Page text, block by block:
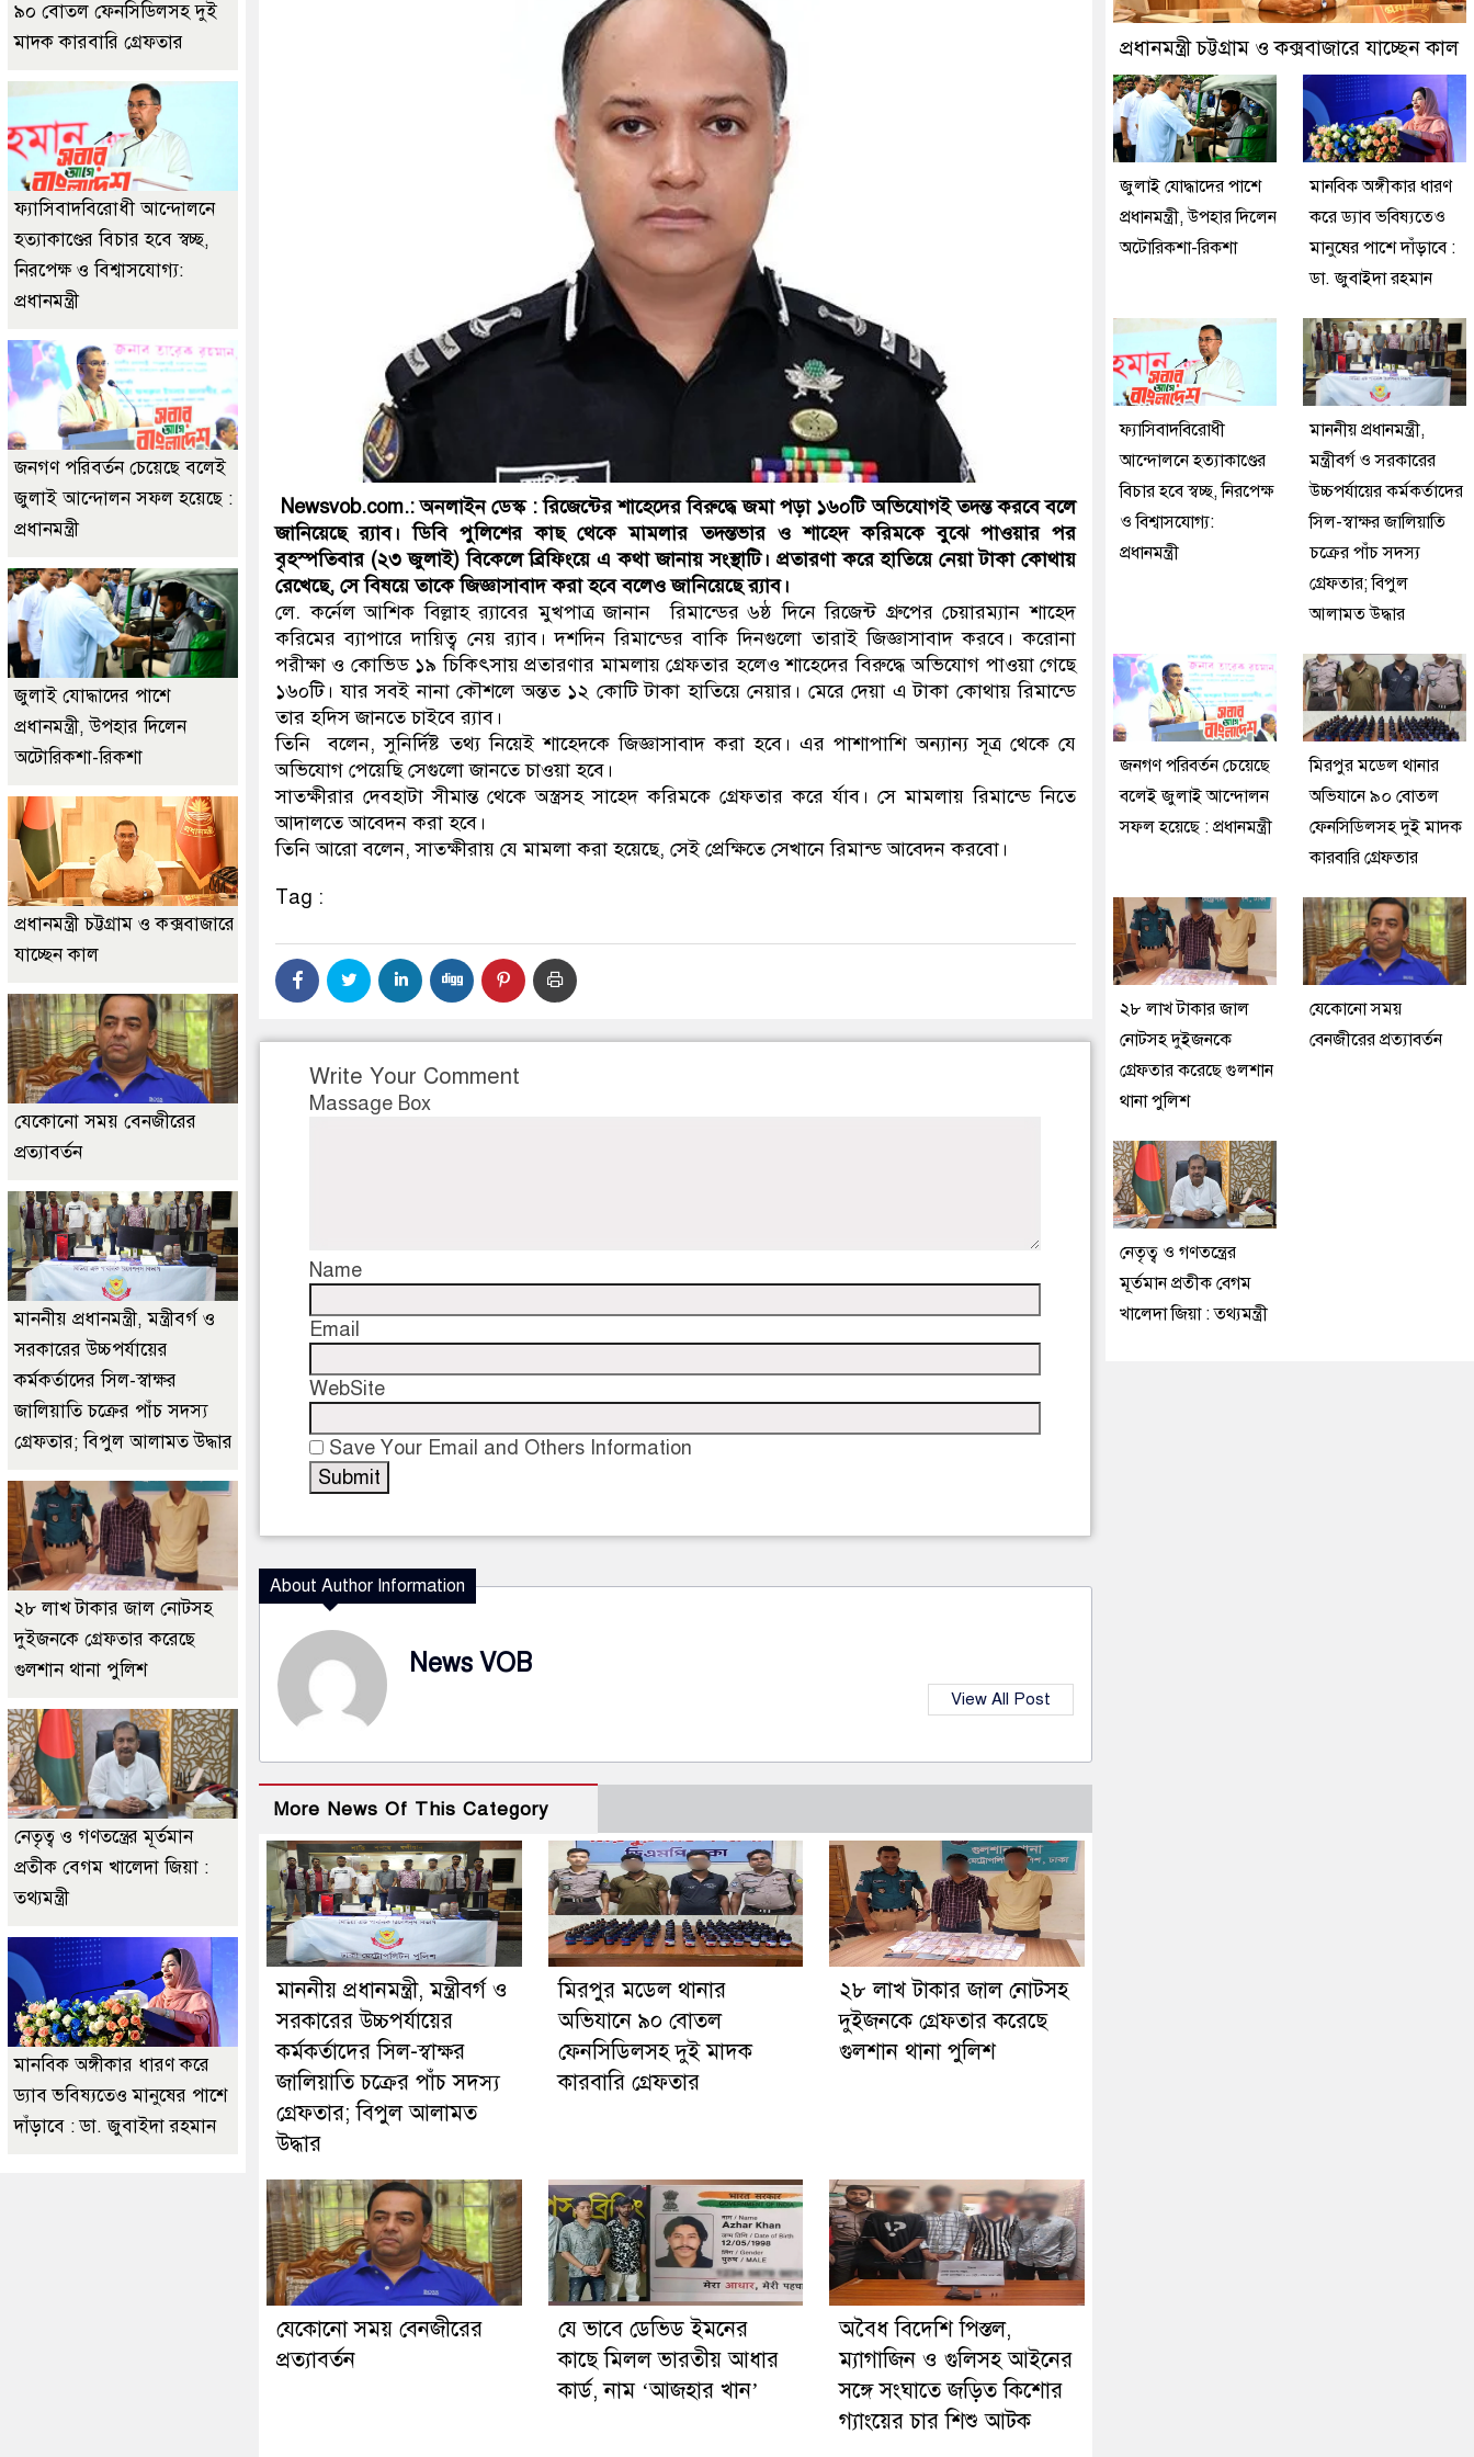
নেতৃত্ব ও গণতন্ত্রের মূর্তমান প্রতীক বেগম খালেদা জিয়া : তথ্যমন্ত্রী
Newsvob.com.: অনলাইন ডেস্ক: রিজেন্টের শাহেদের বিরুদ্ধে জমা পড়া ১৬০টি অভিযোগই তদন্ত করবে বলে
জানিয়েছে র‌্যাব। ডিবি পুলিশের কাছ থেকে মামলার তদন্তভার ও শাহেদ করিমকে বুঝে পাওয়ার পর
বৃহস্পতিবার (২৩ জুলাই) বিকেলে ব্রিফিংয়ে এ কথা জানায় সংস্থাটি। প্রতারণা করে হাতিয়ে নেয়া টাকা কোথায়
রেখেছে, সে বিষয়ে তাকে জিজ্ঞাসাবাদ করা হবে বলেও জানিয়েছে র‌্যাব।
লে. কর্নেল আশিক বিল্লাহ র‌্যাবের মুখপাত্র জানান রিমান্ডের ৬ষ্ঠ দিনে রিজেন্ট গ্রুপের চেয়ারম্যান শাহেদ
করিমের ব্যাপারে দায়িত্ব নেয় র‍্যাব। দশদিন রিমান্ডের বাকি দিনগুলো তারাই জিজ্ঞাসাবাদ করবে। করোনা
পরীক্ষা ও কোভিড ১৯ চিকিৎসায় প্রতারণার মামলায় গ্রেফতার হলেও শাহেদের বিরুদ্ধে অভিযোগ পাওয়া গেছে
১৬০টি। যার সবই নানা কৌশলে অন্তত ১২ কোটি টাকা হাতিয়ে নেয়ার। মেরে দেয়া এ টাকা কোথায় রিমান্ডে
তার হদিস জানতে চাইবে র‍্যাব।
তিনি বলেন, সুনির্দিষ্ট তথ্য নিয়েই শাহেদকে জিজ্ঞাসাবাদ করা হবে। এর পাশাপাশি অন্যান্য সূত্র থেকে যে
অভিযোগ পেয়েছি সেগুলো জানতে চাওয়া হবে।
সাতক্ষীরার দেবহাটা সীমান্ত থেকে অস্ত্রসহ সাহেদ করিমকে গ্রেফতার করে র্যাব। সে মামলায় রিমান্ডে নিতে
আদালতে আবেদন করা হবে।
তিনি আরো বলেন, সাতক্ষীরায় যে মামলা করা হয়েছে, সেই প্রেক্ষিতে সেখানে রিমান্ড আবেদন করবো।
Tag :
Write Your Comment
Massage Box
Name
Email
WebSite
Save Your Email and Others Information
About Author Information
News VOB
View All Post
More News Of This Category
মাননীয় প্রধানমন্ত্রী, মন্ত্রীবর্গ ও
সরকারের উচ্চপর্যায়ের
কর্মকর্তাদের সিল-স্বাক্ষর
জালিয়াতি চক্রের পাঁচ সদস্য
গ্রেফতার; বিপুল আলামত
উদ্ধার
মিরপুর মডেল থানার
অভিযানে ৯০ বোতল
ফেনসিডিলসহ দুই মাদক
কারবারি গ্রেফতার
২৮ লাখ টাকার জাল নোটসহ
দুইজনকে গ্রেফতার করেছে
গুলশান থানা পুলিশ
যেকোনো সময় বেনজীরের
প্রত্যাবর্তন
যে ভাবে ডেভিড ইমনের
কাছে মিলল ভারতীয় আধার
কার্ড, নাম ‘আজহার খান’
অবৈধ বিদেশি পিস্তল,
ম্যাগাজিন ও গুলিসহ আইনের
সঙ্গে সংঘাতে জড়িত কিশোর
গ্যাংয়ের চার শিশু আটক
৯০ বোতল ফেনসিডিলসহ দুই
মাদক কারবারি গ্রেফতার
ফ্যাসিবাদবিরোধী আন্দোলনে
হত্যাকাণ্ডের বিচার হবে স্বচ্ছ,
নিরপেক্ষ ও বিশ্বাসযোগ্য:
প্রধানমন্ত্রী
জনগণ পরিবর্তন চেয়েছে বলেই
জুলাই আন্দোলন সফল হয়েছে :
প্রধানমন্ত্রী
জুলাই যোদ্ধাদের পাশে
প্রধানমন্ত্রী, উপহার দিলেন
অটোরিকশা-রিকশা
প্রধানমন্ত্রী চট্টগ্রাম ও কক্সবাজারে
যাচ্ছেন কাল
যেকোনো সময় বেনজীরের
প্রত্যাবর্তন
মাননীয় প্রধানমন্ত্রী, মন্ত্রীবর্গ ও
সরকারের উচ্চপর্যায়ের
কর্মকর্তাদের সিল-স্বাক্ষর
জালিয়াতি চক্রের পাঁচ সদস্য
গ্রেফতার; বিপুল আলামত উদ্ধার
২৮ লাখ টাকার জাল নোটসহ
দুইজনকে গ্রেফতার করেছে
গুলশান থানা পুলিশ
নেতৃত্ব ও গণতন্ত্রের মূর্তমান
প্রতীক বেগম খালেদা জিয়া :
তথ্যমন্ত্রী
মানবিক অঙ্গীকার ধারণ করে
ড্যাব ভবিষ্যতেও মানুষের পাশে
দাঁড়াবে : ডা. জুবাইদা রহমান
প্রধানমন্ত্রী চট্টগ্রাম ও কক্সবাজারে যাচ্ছেন কাল
জুলাই যোদ্ধাদের পাশে
প্রধানমন্ত্রী, উপহার দিলেন
অটোরিকশা-রিকশা
মানবিক অঙ্গীকার ধারণ
করে ড্যাব ভবিষ্যতেও
মানুষের পাশে দাঁড়াবে :
ডা. জুবাইদা রহমান
ফ্যাসিবাদবিরোধী
আন্দোলনে হত্যাকাণ্ডের
বিচার হবে স্বচ্ছ, নিরপেক্ষ
ও বিশ্বাসযোগ্য:
প্রধানমন্ত্রী
মাননীয় প্রধানমন্ত্রী,
মন্ত্রীবর্গ ও সরকারের
উচ্চপর্যায়ের কর্মকর্তাদের
সিল-স্বাক্ষর জালিয়াতি
চক্রের পাঁচ সদস্য
গ্রেফতার; বিপুল
আলামত উদ্ধার
জনগণ পরিবর্তন চেয়েছে
বলেই জুলাই আন্দোলন
সফল হয়েছে : প্রধানমন্ত্রী
মিরপুর মডেল থানার
অভিযানে ৯০ বোতল
ফেনসিডিলসহ দুই মাদক
কারবারি গ্রেফতার
২৮ লাখ টাকার জাল
নোটসহ দুইজনকে
গ্রেফতার করেছে গুলশান
থানা পুলিশ
যেকোনো সময়
বেনজীরের প্রত্যাবর্তন
নেতৃত্ব ও গণতন্ত্রের
মূর্তমান প্রতীক বেগম
খালেদা জিয়া : তথ্যমন্ত্রী